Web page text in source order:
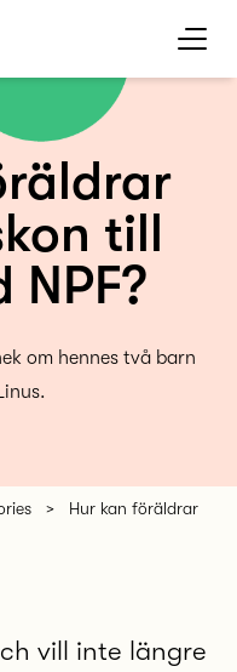
till
NPF?
om hennes två barn
>
Hur kan föräldrar
vill inte längre